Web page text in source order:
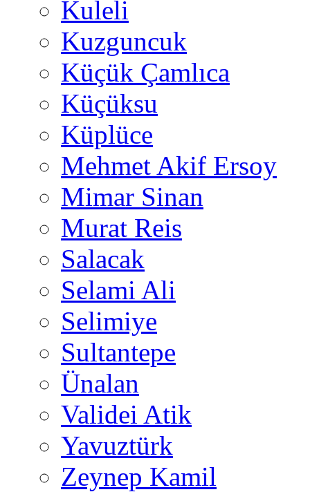
Kuleli
Kuzguncuk
Küçük Çamlıca
Küçüksu
Küplüce
Mehmet Akif Ersoy
Mimar Sinan
Murat Reis
Salacak
Selami Ali
Selimiye
Sultantepe
Ünalan
Validei Atik
Yavuztürk
Zeynep Kamil